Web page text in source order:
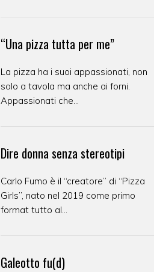
“Una pizza tutta per me”
La pizza ha i suoi appassionati, non
solo a tavola ma anche ai forni.
Appassionati che...
Dire donna senza stereotipi
Carlo Fumo è il “creatore” di “Pizza
Girls”, nato nel 2019 come primo
format tutto al...
Galeotto fu(d)